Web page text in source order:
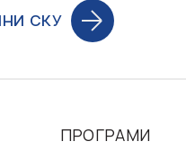
СКУ
ПРОГРАМИ